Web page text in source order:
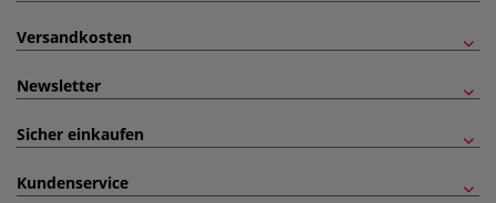
Versandkosten
Newsletter
Sicher einkaufen
Kundenservice